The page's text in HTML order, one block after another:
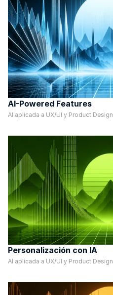
AI-Powered Features
AI aplicada a UX/UI y Product Design
Personalización con IA
AI aplicada a UX/UI y Product Design